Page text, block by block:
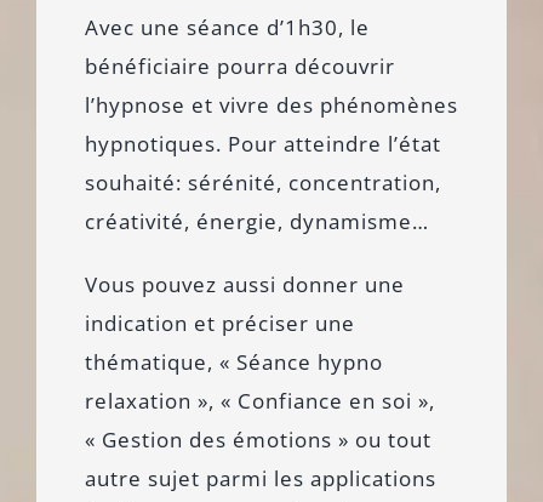
Avec une séance d’1h30, le
bénéficiaire pourra découvrir
l’hypnose et vivre des phénomènes
hypnotiques. Pour atteindre l’état
souhaité: sérénité, concentration,
créativité, énergie, dynamisme…
Vous pouvez aussi donner une
indication et préciser une
thématique, « Séance hypno
relaxation », « Confiance en soi »,
« Gestion des émotions » ou tout
autre sujet parmi les applications